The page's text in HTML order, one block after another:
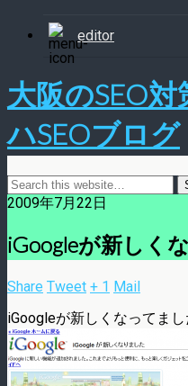
editor
大阪のSEO
ハSEOブログ
2009年7月22日
iGoogleが新しく
Share Tweet + 1 Mail
iGoogleが新しくなってまし